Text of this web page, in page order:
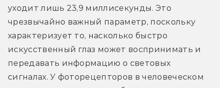
уходит лишь 23,9 миллисекунды. Это
чрезвычайно важный параметр, поскольку
характеризует то, насколько быстро
искусственный глаз может воспринимать и
передавать информацию о световых
сигналах. У фоторецепторов в человеческом